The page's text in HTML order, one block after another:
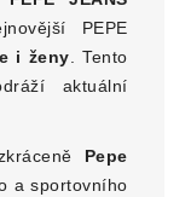
PEPE
i ženy . Tento
aktuální
Pepe
a sportovního